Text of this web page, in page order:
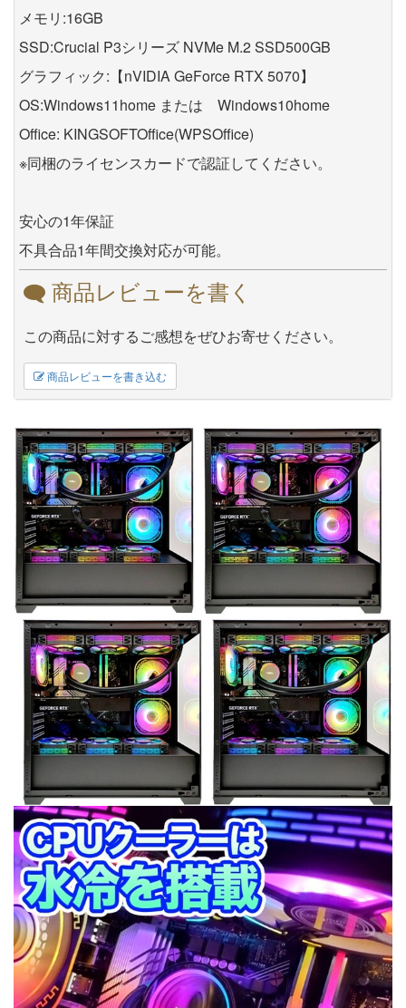
メモリ:16GB
SSD:Crucial P3シリーズ NVMe M.2 SSD500GB
グラフィック:【nVIDIA GeForce RTX 5070】
OS:Windows11home または Windows10home
Office: KINGSOFTOffice(WPSOffice)
※同梱のライセンスカードで認証してください。
安心の1年保証
不具合品1年間交換対応が可能。
商品レビューを書く
この商品に対するご感想をぜひお寄せください。
商品レビューを書き込む